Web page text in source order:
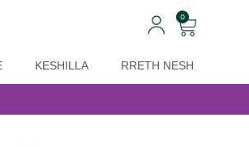
0
KESHILLA RRETH NESH